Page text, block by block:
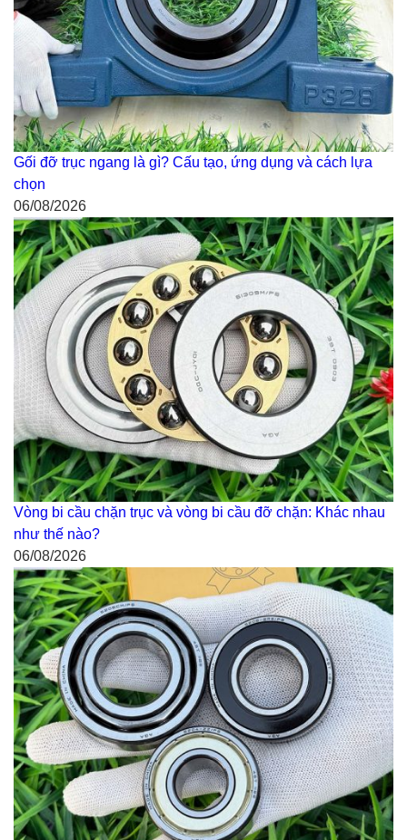
Gối đỡ trục ngang là gì? Cấu tạo, ứng dụng và cách lựa
chọn
06/08/2026
Vòng bi cầu chặn trục và vòng bi cầu đỡ chặn: Khác nhau
như thế nào?
06/08/2026